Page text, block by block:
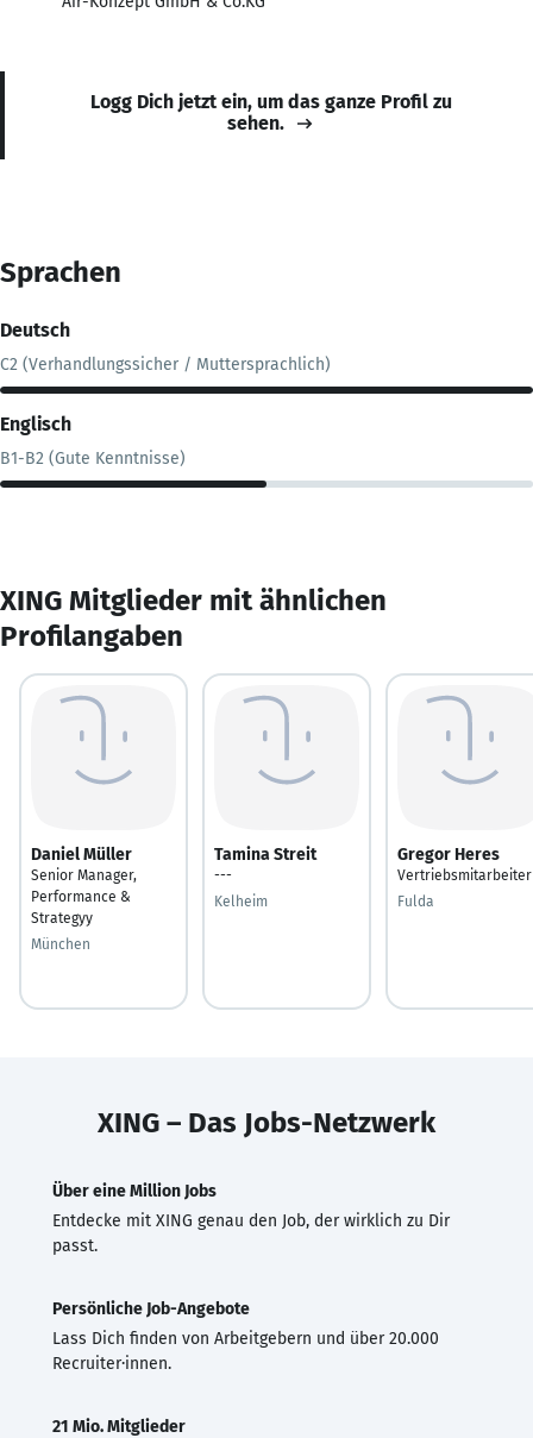
Logg Dich jetzt ein, um das ganze Profil zu
sehen.
Sprachen
Deutsch
C2 (Verhandlungssicher / Muttersprachlich)
Englisch
B1-B2 (Gute Kenntnisse)
XING Mitglieder mit ähnlichen
Profilangaben
Daniel Müller
Senior Manager,
Performance &
Strategyy
München
Tamina Streit
---
Kelheim
Gregor Heres
Vertriebsmitarbeiter
Fulda
XING – Das Jobs-Netzwerk
Über eine Million Jobs
Entdecke mit XING genau den Job, der wirklich zu Dir
passt.
Persönliche Job-Angebote
Lass Dich finden von Arbeitgebern und über 20.000
Recruiter·innen.
21 Mio. Mitglieder